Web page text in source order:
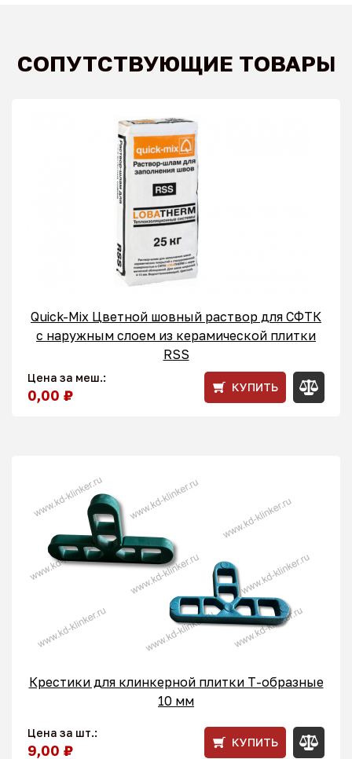
СОПУТСТВУЮЩИЕ ТОВАРЫ
Quick-Mix Цветной шовный раствор для СФТК
с наружным слоем из керамической плитки
RSS
Цена за меш.:
0,00 ₽ КУПИТЬ
Крестики для клинкерной плитки T-образные
10 мм
Цена за шт.:
9,00 ₽ КУПИТЬ